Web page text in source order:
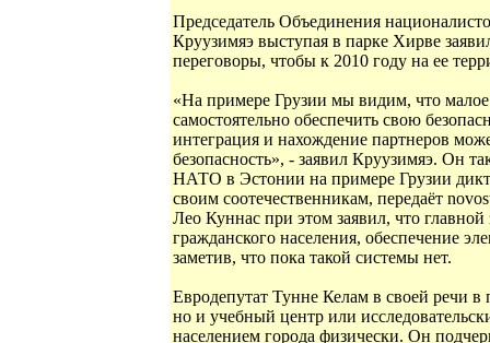
Председатель Объединения
Круузимяэ выступая в парке Хирве
переговоры, чтобы к 2010 году на ее
«На примере Грузии мы видим, что малое
самостоятельно обеспечить свою
интеграция и нахождение партнеров
безопасность», - заявил Круузимяэ. Он
НАТО в Эстонии на примере Грузии
своим соотечественникам, передаёт
Лео Куннас при этом заявил, что главной
гражданского населения, обеспечение
заметив, что пока такой системы нет.
Евродепутат Тунне Келам в своей речи
но и учебный центр или
населением города физически. Он